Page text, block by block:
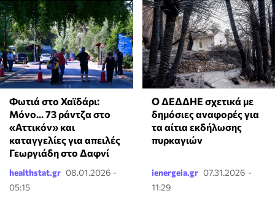
Φωτιά στο Χαϊδάρι:
Μόνο... 73 ράντζα στο
«Αττικόν» και
καταγγελίες για απειλές
Γεωργιάδη στο Δαφνί
healthstat.gr 08.01.2026 -
05:15
Ο ΔΕΔΔΗΕ σχετικά με
δημόσιες αναφορές για
τα αίτια εκδήλωσης
πυρκαγιών
ienergeia.gr 07.31.2026 -
11:29